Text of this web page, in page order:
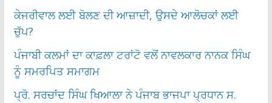
ਕੇਜਰੀਵਾਲ ਲਈ ਬੋਲਣ ਦੀ ਆਜ਼ਾਦੀ, ਉਸਦੇ ਆਲੋਚਕਾਂ ਲਈ
ਚੁੱਪ?
ਪੰਜਾਬੀ ਕਲਮਾਂ ਦਾ ਕਾਫ਼ਲਾ ਟਰਾਂਟੋ ਵਲੋਂ ਨਾਵਲਕਾਰ ਨਾਨਕ ਸਿੰਘ
ਨੂੰ ਸਮਰਪਿਤ ਸਮਾਗਮ
ਪ੍ਰੋ. ਸਰਚਾਂਦ ਸਿੰਘ ਖਿਆਲਾ ਨੇ ਪੰਜਾਬ ਭਾਜਪਾ ਪ੍ਰਧਾਨ ਸ.